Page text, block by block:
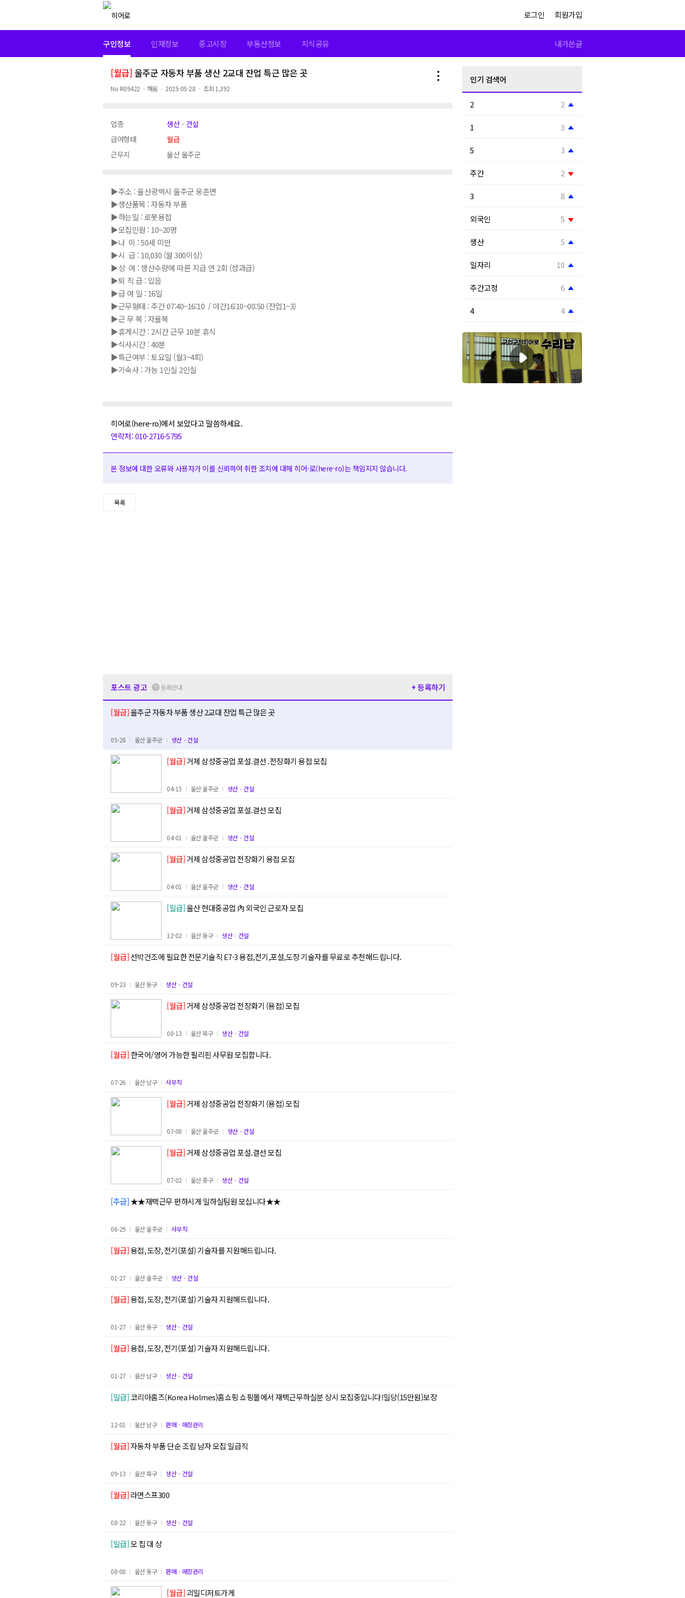
로그인 회원가입
구인정보 인재정보 중고시장 부동산정보 지식공유 내가쓴글
[월급] 울주군 자동차 부품 생산 2교대 잔업 특근 많은 곳
No R09422 ㆍ 채움ㆍ 2025-05-28 ㆍ 조회 1,392
업종
생산ㆍ건설
급여형태
월급
근무지
울산 울주군
▶주소 : 울산광역시 울주군 웅촌면
▶생산품목 : 자동차 부품
▶하는일 : 로봇용접
▶모집인원 : 10~20명
▶나 이 : 50세 미만
▶시 급 : 10,030 (월 300이상)
▶상 여 : 생산수량에 따른 지급 연 2회 (성과급)
▶퇴 직 급 : 있음
▶급 여 일 : 16일
▶근무형태 : 주간 07:40~16:10 / 야간16:10~00:50 (잔업1~3)
▶근 무 복 : 자율복
▶휴게시간 : 2시간 근무 10분 휴식
▶식사시간 : 40분
▶특근여부 : 토요일 (월3~4회)
▶기숙사 : 가능 1인실 2인실
히어로(here-ro)에서 보았다고 말씀하세요.
연락처: 010-2716-5795
본 정보에 대한 오류와 사용자가 이를 신뢰하여 취한 조치에 대해 히어-로(here-ro)는 책임지지 않습니다.
목록
인기 검색어
2 2
1 3
5 3
주간 2
3 8
외국인 5
생산 5
일자리 10
주간고정 6
4 4
포스트 광고 등록안내 + 등록하기
[월급]울주군 자동차 부품 생산 2교대 잔업 특근 많은 곳
05-28 울산 울주군 생산ㆍ건설
[월급]거제 삼성중공업 포설.결선 .전장화기 용접 모집
04-15 울산 울주군 생산ㆍ건설
[월급] 거제 삼성중공업 포설.결선 모집
04-01 울산 울주군 생산ㆍ건설
[월급] 거제 삼성중공업 전장화기 용접 모집
04-01 울산 울주군 생산ㆍ건설
[일급]울산 현대중공업 內 외국인 근로자 모집
12-02 울산 동구 생산ㆍ건설
[월급]선박건조에 필요한 전문기술직 E7-3 용접,전기,포설,도장 기술자를 무료로 추천해드립니다.
09-23 울산 동구 생산ㆍ건설
[월급] 거제 삼성중공업 전장화기 (용접) 모집
08-13 울산 북구 생산ㆍ건설
[월급]한국어/영어 가능한 필리핀 사무원 모집합니다.
07-26 울산 남구 사무직
[월급]거제 삼성중공업 전장화기 (용접) 모집
07-08 울산 울주군 생산ㆍ건설
[월급]거제 삼성중공업 포설.결선 모집
07-02 울산 중구 생산ㆍ건설
[주급]★★재택근무 편하시게 일하실팀원 모십니다★★
06-29 울산 울주군 사무직
[월급]용접, 도장, 전기(포설) 기술자를 지원해드립니다.
01-27 울산 울주군 생산ㆍ건설
[월급]용접, 도장, 전기(포설) 기술자 지원해드립니다.
01-27 울산 동구 생산ㆍ건설
[월급]용접, 도장, 전기(포설) 기술자 지원해드립니다.
01-27 울산 남구 생산ㆍ건설
[일급]코리아홈즈(Korea Holmes)홈쇼핑 쇼핑몰에서 재택근무하실분 상시 모집중입니다!일당(15만원)보장
12-01 울산 남구 판매ㆍ매장관리
[월급]자동차 부품 단순 조립 남자 모집 일급직
09-13 울산 북구 생산ㆍ건설
[월급]라면스프300
08-22 울산 동구 생산ㆍ건설
[일급]모 집 대 상
08-08 울산 동구 판매ㆍ매장관리
[월급]괴일디저트가게